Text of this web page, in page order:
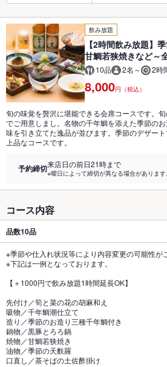
飲み放題
【2時間飲み放題】
甘鯛若狭焼きなど～
10品 2名～ 2時
8,000円（税込）
旬の味覚を贅沢に堪能できる会席コースです。
でご用意しまし。名物の千年鯛を添えた季節の
味を引き立てた逸品が並びます。季節のデザー
上品なコースです。
予約締切来店日の前日21時まで
※曜日によって締切が異なる場合があります。
コース内容
品数10品
※季節や仕入れ状況等により内容変更の可能性が
※下記は一例となっております。
【＋1000円で飲み放題1時間延長OK】
先付け／筍と菜の花の胡麻和え
吸物／千年鯛潮仕立て
造り／季節のお造り三種千年鯛付き
鍋物／黒豚とろろ鍋
焼物／甘鯛若狭焼き
油物／季節の天麩羅
口直し／茶そばの土佐酢掛け